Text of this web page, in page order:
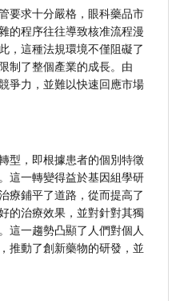
要求十分嚴格，眼科藥品市
的程序往往導致核准流程漫
，這種法規環境不僅阻礙了
制了整個產業的成長。由
爭力，並難以快速回應市場
型，即根據患者的個別特徵
這一轉變得益於基因組學研
療鋪平了道路，從而提高了
的治療效果，並對針對其獨
這一趨勢凸顯了人們對個人
推動了創新藥物的研發，並